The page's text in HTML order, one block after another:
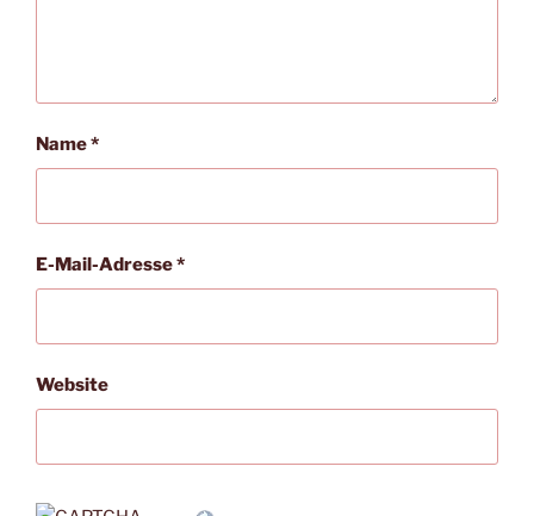
Name*
E-Mail-Adresse*
Website